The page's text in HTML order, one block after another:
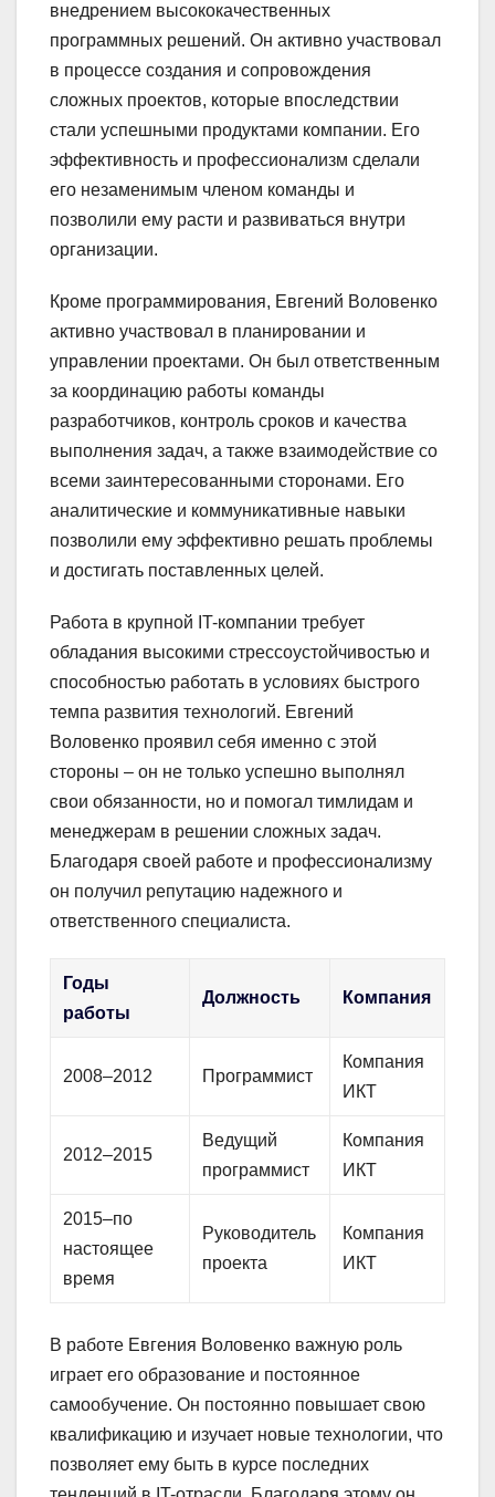
внедрением высококачественных
программных решений. Он активно участвовал
в процессе создания и сопровождения
сложных проектов, которые впоследствии
стали успешными продуктами компании. Его
эффективность и профессионализм сделали
его незаменимым членом команды и
позволили ему расти и развиваться внутри
организации.
Кроме программирования, Евгений Воловенко
активно участвовал в планировании и
управлении проектами. Он был ответственным
за координацию работы команды
разработчиков, контроль сроков и качества
выполнения задач, а также взаимодействие со
всеми заинтересованными сторонами. Его
аналитические и коммуникативные навыки
позволили ему эффективно решать проблемы
и достигать поставленных целей.
Работа в крупной IT-компании требует
обладания высокими стрессоустойчивостью и
способностью работать в условиях быстрого
темпа развития технологий. Евгений
Воловенко проявил себя именно с этой
стороны – он не только успешно выполнял
свои обязанности, но и помогал тимлидам и
менеджерам в решении сложных задач.
Благодаря своей работе и профессионализму
он получил репутацию надежного и
ответственного специалиста.
Годы
работы
Должность Компания
2008–2012 Программист
Компания
ИКТ
2012–2015
Ведущий
программист
Компания
ИКТ
2015–по
настоящее
время
Руководитель
проекта
Компания
ИКТ
В работе Евгения Воловенко важную роль
играет его образование и постоянное
самообучение. Он постоянно повышает свою
квалификацию и изучает новые технологии, что
позволяет ему быть в курсе последних